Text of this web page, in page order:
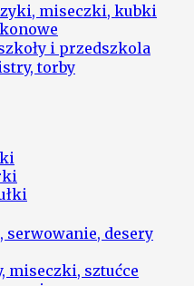
miseczki, kubki
i przedszkola
torby
serwowanie, desery
miseczki, sztućce